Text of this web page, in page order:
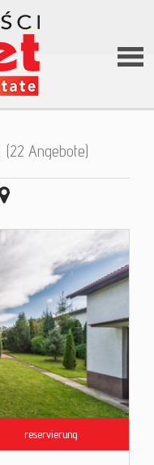
Home
uns
Blog
(22 Angebote)
reservierung